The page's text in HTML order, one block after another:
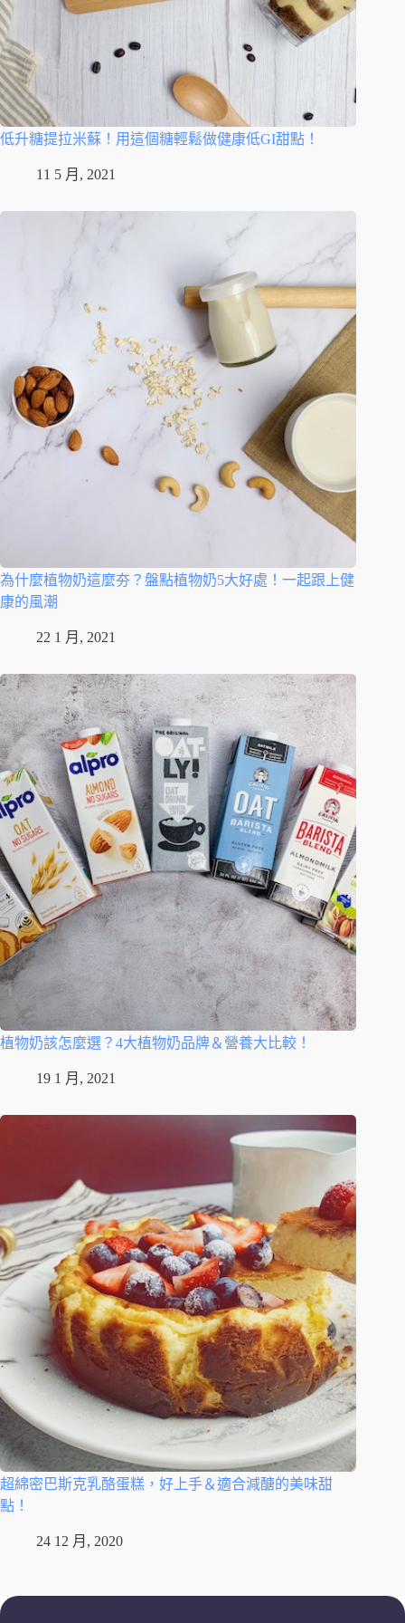
低升糖提拉米蘇！用這個糖輕鬆做健康低GI甜點！
11 5 月, 2021
為什麼植物奶這麼夯？盤點植物奶5大好處！一起跟上健
康的風潮
22 1 月, 2021
植物奶該怎麼選？4大植物奶品牌＆營養大比較！
19 1 月, 2021
超綿密巴斯克乳酪蛋糕，好上手＆適合減醣的美味甜
點！
24 12 月, 2020